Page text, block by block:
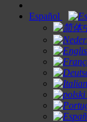
Español